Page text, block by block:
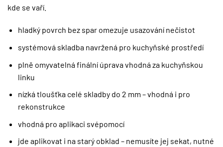
kde se vaří.
hladký povrch bez spar omezuje usazování nečistot
systémová skladba navržená pro kuchyňské prostředí
plně omyvatelná finální úprava vhodná za kuchyňskou
linku
nízká tloušťka celé skladby do 2 mm – vhodná i pro
rekonstrukce
vhodná pro aplikaci svépomocí
jde aplikovat i na starý obklad – nemusíte jej sekat, nutné